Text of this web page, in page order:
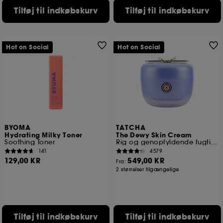
Tilføj til indkøbskurv Tilføj til indkøbskurv
BYOMA
Hydrating Milky Toner
Soothing Toner
141
129,00 KR
Tilføj til indkøbskurv
Hot on Social
TATCHA
The Dewy Skin Cream
Rig og genopfyldende fugtighedscreme
4579
Fra:549,00 KR
2 størrelser tilgængelige
Tilføj til indkøbskurv
Hot on Social